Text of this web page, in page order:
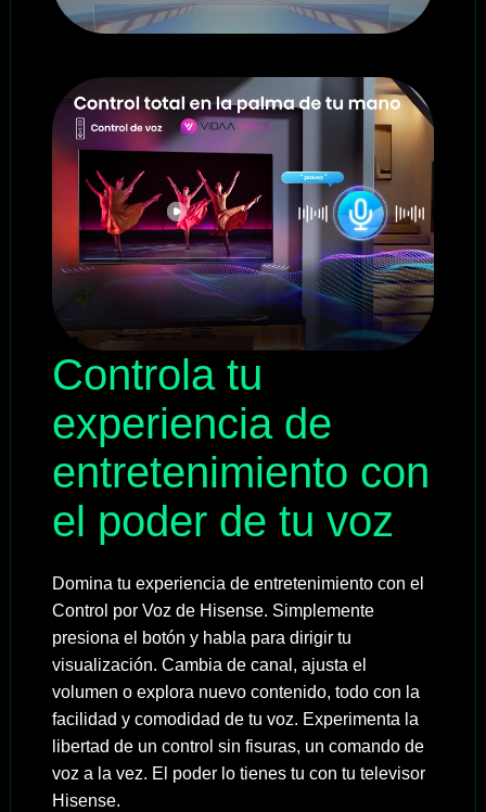
Controla tu
experiencia de
entretenimiento con
el poder de tu voz
Domina tu experiencia de entretenimiento con el
Control por Voz de Hisense. Simplemente
presiona el botón y habla para dirigir tu
visualización. Cambia de canal, ajusta el
volumen o explora nuevo contenido, todo con la
facilidad y comodidad de tu voz. Experimenta la
libertad de un control sin fisuras, un comando de
voz a la vez. El poder lo tienes tu con tu televisor
Hisense.